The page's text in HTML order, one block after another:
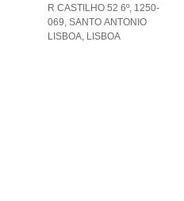
R CASTILHO 52 6º, 1250-
069, SANTO ANTONIO
LISBOA, LISBOA